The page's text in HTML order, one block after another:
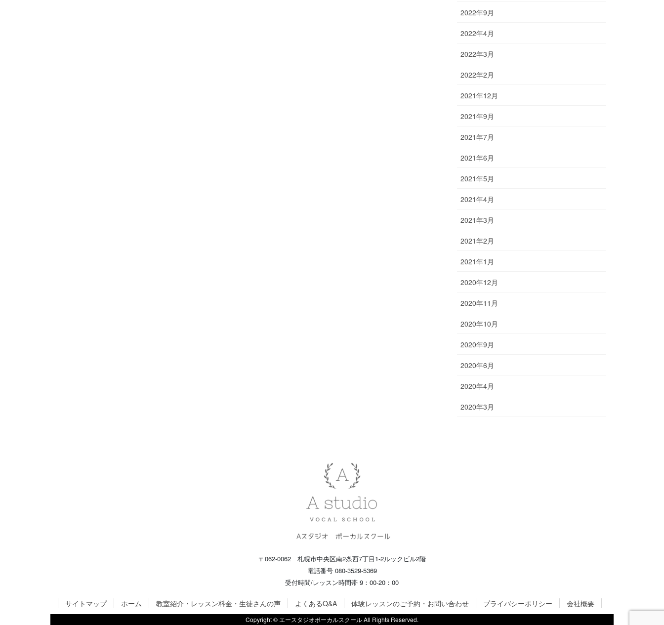
2022年9月
2022年4月
2022年3月
2022年2月
2021年12月
2021年9月
2021年7月
2021年6月
2021年5月
2021年4月
2021年3月
2021年2月
2021年1月
2020年12月
2020年11月
2020年10月
2020年9月
2020年6月
2020年4月
2020年3月
〒062-0062 札幌市中央区南2条西7丁目1-2ルックビル2階
電話番号 080-3529-5369
受付時間/レッスン時間帯 9：00-20：00
サイトマップ ホーム 教室紹介・レッスン料金・生徒さんの声 よくあるQ&A 体験レッスンのご予約・お問い合わせ プライバシーポリシー 会社概要
Copyright © エースタジオボーカルスクール All Rights Reserved.